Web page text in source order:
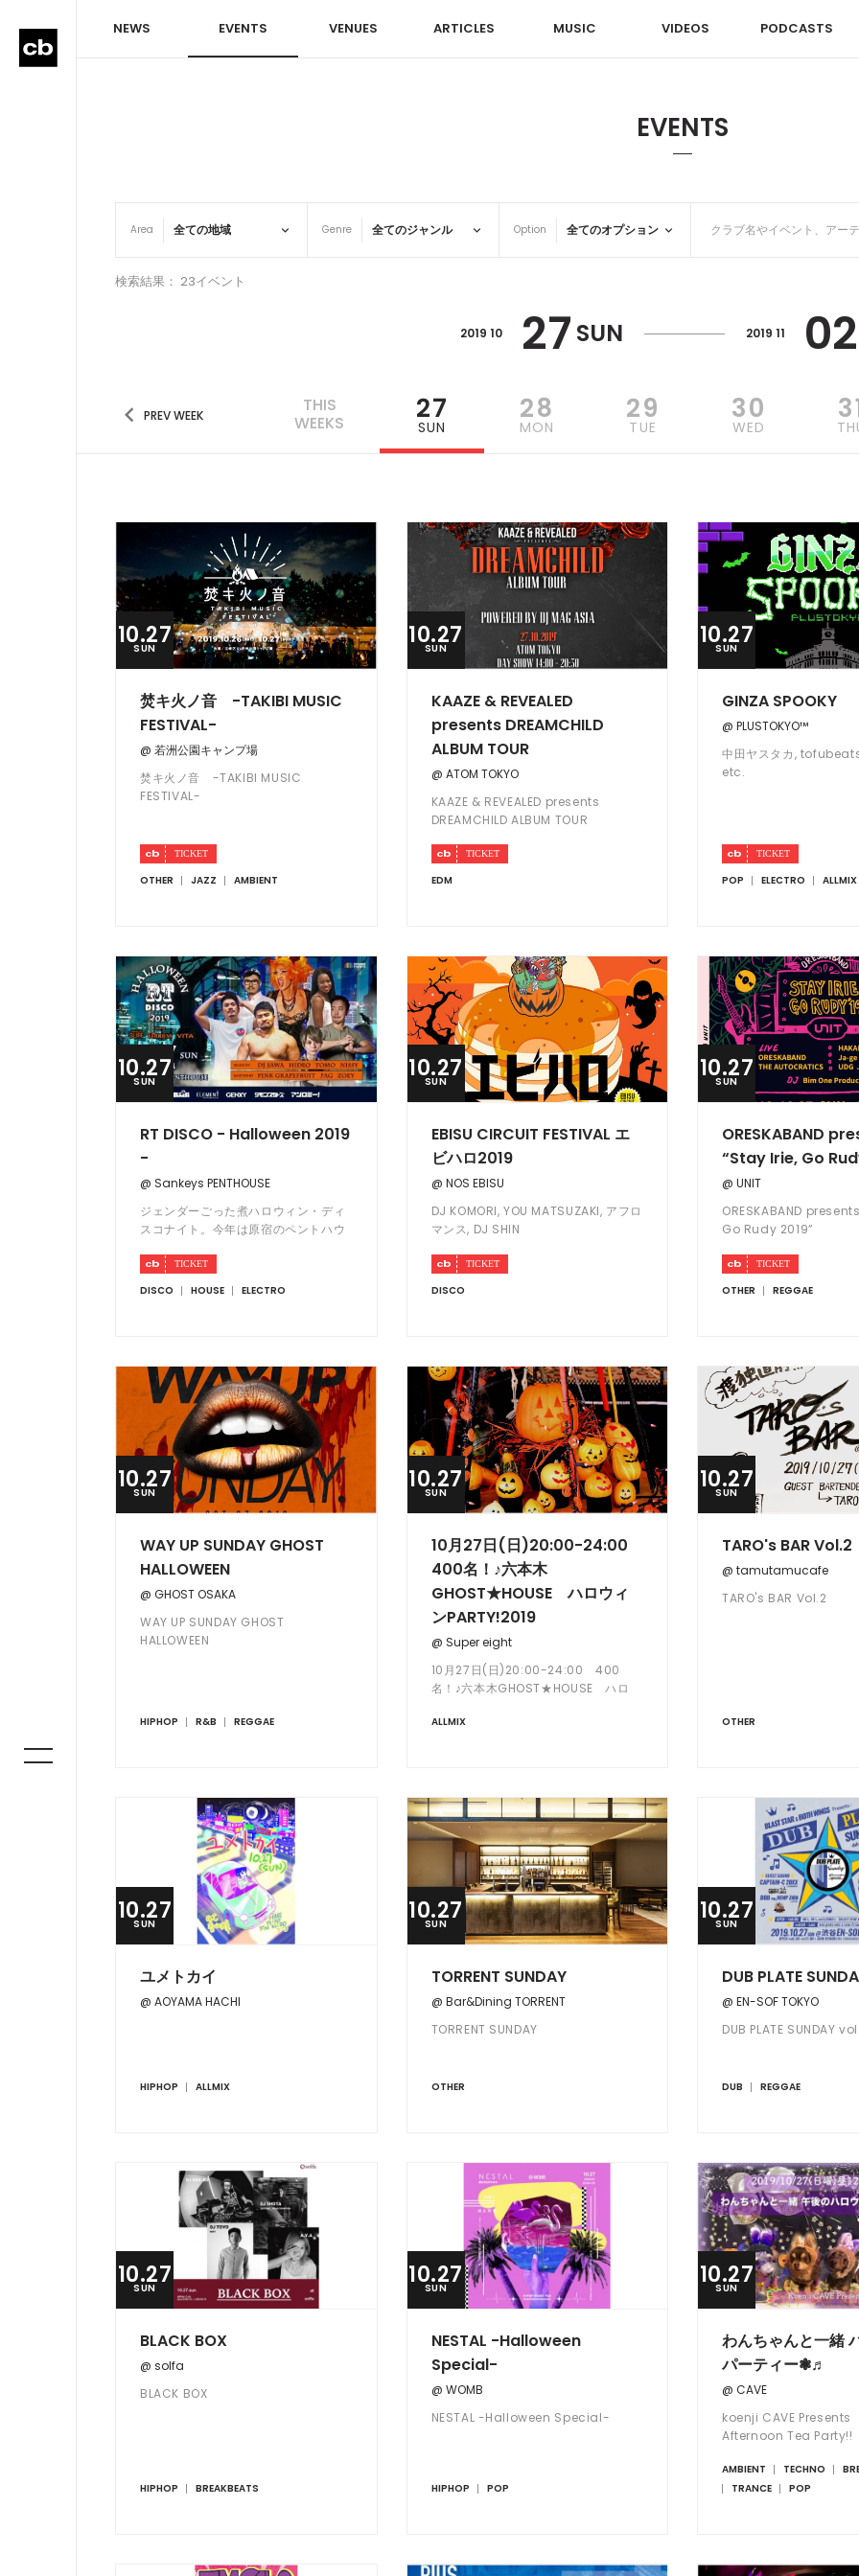
NEWS EVENTS VENUES ARTICLES MUSIC VIDEOS PODCASTS
EVENTS
Area Genre Option
検索結果： 23イベント
2019 10 27 SUN 2019 11 02
PREV WEEK
THIS
WEEKS
27
SUN
28
MON
29
TUE
30
WED
10.27
SUN
焚キ火ノ音 -TAKIBI MUSIC
FESTIVAL-
@ 若洲公園キャンプ場
焚キ火ノ音 -TAKIBI MUSIC
FESTIVAL-
OTHER JAZZ AMBIENT
10.27
SUN
KAAZE & REVEALED
presents DREAMCHILD
ALBUM TOUR
@ ATOM TOKYO
KAAZE & REVEALED presents
DREAMCHILD ALBUM TOUR
EDM
10.27
SUN
GINZA SPOOKY
@ PLUSTOKYO™️
中田ヤスタカ,
etc.
POP ELECTRO ALLMIX
10.27
SUN
RT DISCO - Halloween 2019
-
@ Sankeys PENTHOUSE
ジェンダーごった煮ハロウィン・ディ
スコナイト。今年は原宿のペントハウ
DISCO HOUSE ELECTRO
10.27
SUN
EBISU CIRCUIT FESTIVAL エ
ビハロ2019
@ NOS EBISU
DJ KOMORI, YOU MATSUZAKI, アフロ
マンス, DJ SHIN
DISCO
10.27
SUN
ORESKABAND
“Stay Irie, Go
@ UNIT
ORESKABAND
Go Rudy 2019”
OTHER REGGAE
10.27
SUN
WAY UP SUNDAY GHOST
HALLOWEEN
@ GHOST OSAKA
WAY UP SUNDAY GHOST
HALLOWEEN
HIPHOP R&B REGGAE
10.27
SUN
10月27日(日)20:00-24:00
400名！♪六本木
GHOST★HOUSE ハロウィ
ンPARTY!2019
@ Super eight
10月27日(日)20:00-24:00 400
名！♪六本木GHOST★HOUSE ハロ
ALLMIX
10.27
SUN
TARO's BAR Vol.2
@ tamutamucafe
TARO's BAR Vol.2
OTHER
10.27
SUN
ユメトカイ
@ AOYAMA HACHI
HIPHOP ALLMIX
10.27
SUN
TORRENT SUNDAY
@ Bar&Dining TORRENT
TORRENT SUNDAY
OTHER
10.27
SUN
DUB PLATE
@ EN-SOF TOKYO
DUB PLATE SUNDAY
DUB REGGAE
10.27
SUN
BLACK BOX
@ solfa
BLACK BOX
HIPHOP BREAKBEATS
10.27
SUN
NESTAL -Halloween
Special-
@ WOMB
NESTAL -Halloween Special-
HIPHOP POP
10.27
SUN
わんちゃんと一緒
パーティー❃♬
@ CAVE
koenji CAVE
Afternoon Tea Party!!
AMBIENT TECHNO
TRANCE
POP